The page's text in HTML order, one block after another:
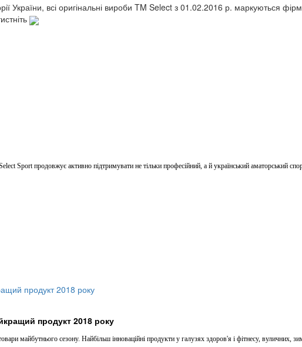
України, всі оригінальні вироби TM Select з 01.02.2016 р. маркуються
Sport продовжує активно підтримувати не тільки професійний, а й український аматорський
продукт 2018 року
майбутнього сезону. Найбільш інноваційні продукти у галузях здоров'я і фітнесу, вуличних,